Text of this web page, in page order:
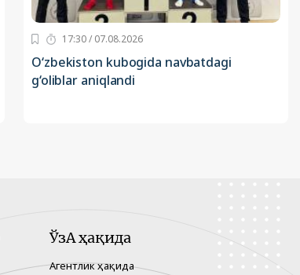
17:30 / 07.08.2026
O‘zbekiston kubogida navbatdagi
g‘oliblar aniqlandi
ЎзА ҳақида
Агентлик ҳақида